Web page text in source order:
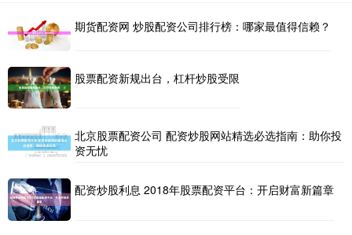
期货配资网 炒股配资公司排行榜：哪家最值得信赖？
股票配资新规出台，杠杆炒股受限
北京股票配资公司 配资炒股网站精选必选指南：助你投
资无忧
配资炒股利息 2018年股票配资平台：开启财富新篇章